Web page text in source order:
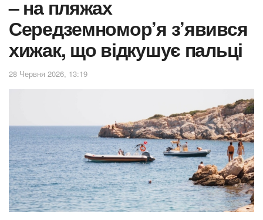
– на пляжах
Середземномор’я з’явився
хижак, що відкушує пальці
28 Червня 2026, 13:19